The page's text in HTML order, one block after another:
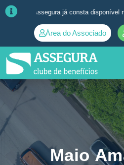
Assegura já consta disponível no seu
Área do Associado
Maio